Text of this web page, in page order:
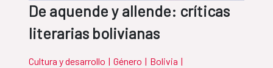
De aquende y allende: críticas
literarias bolivianas
Cultura y desarrollo | Género | Bolivia |